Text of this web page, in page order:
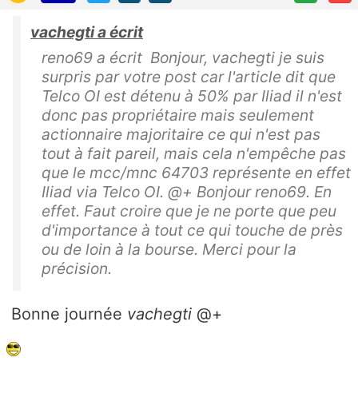
vachegti a écrit
reno69 a écrit Bonjour, vachegti je suis
surpris par votre post car l'article dit que
Telco OI est détenu à 50% par Iliad il n'est
donc pas propriétaire mais seulement
actionnaire majoritaire ce qui n'est pas
tout à fait pareil, mais cela n'empêche pas
que le mcc/mnc 64703 représente en effet
Iliad via Telco OI. @+ Bonjour reno69. En
effet. Faut croire que je ne porte que peu
d'importance à tout ce qui touche de près
ou de loin à la bourse. Merci pour la
précision.
Bonne journée vachegti @+